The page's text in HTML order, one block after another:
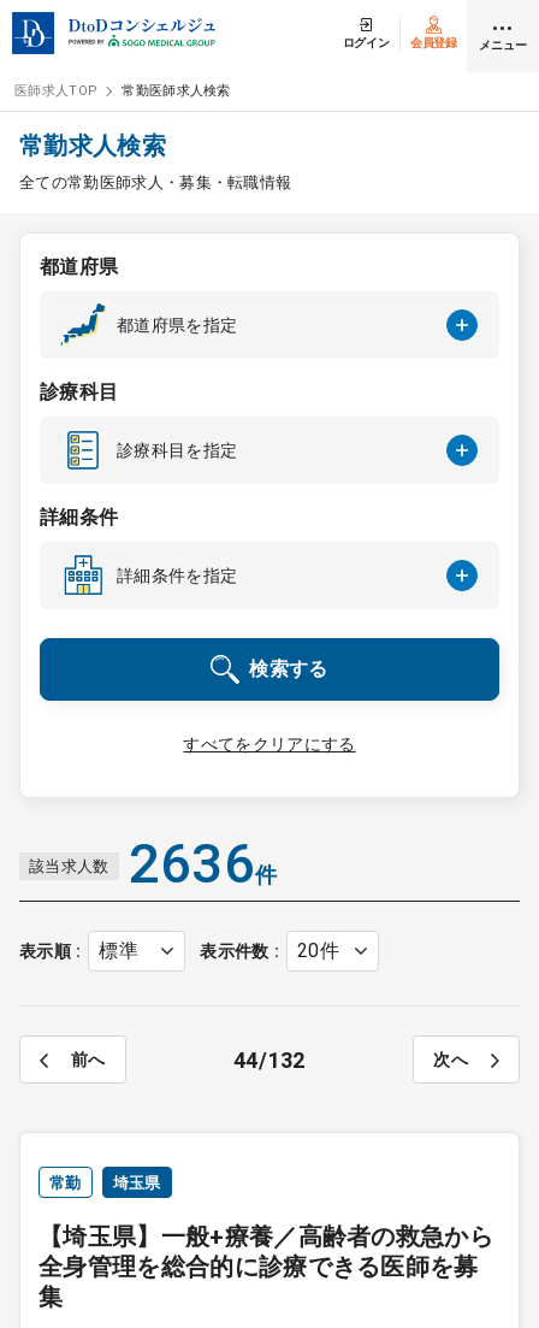
ログイン 会員登録 メニュー
ログイン
医師求人
常勤検索
スポット検索
DtoDの転職・
コンサルタント
成功事例
転職ノウハウ
受付時間 9:00 ～ 18:00（平日）
0120-337-613
クリニック開業
お問合せ
医師求人TOP 常勤医師求人検索
常勤求人検索
全ての常勤医師求人・募集・転職情報
都道府県
都道府県を指定
診療科目
診療科目を指定
詳細条件
詳細条件を指定
検索する
すべてをクリアにする
該当求人数 2636件
表示順 表示件数
前へ 44 132 次へ
常勤 埼玉県
【埼玉県】一般+療養／高齢者の救急から
全身管理を総合的に診療できる医師を募
集